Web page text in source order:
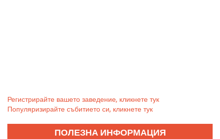
Регистрирайте вашето заведение, кликнете тук
Популяризирайте събитието си, кликнете тук
ПОЛЕЗНА ИНФОРМАЦИЯ